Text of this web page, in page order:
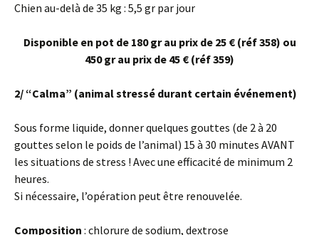
Chien au-delà de 35 kg : 5,5 gr par jour
Disponible en pot de 180 gr au prix de 25 € (réf 358) ou
450 gr au prix de 45 € (réf 359)
2/ “Calma” (animal stressé durant certain événement)
Sous forme liquide, donner quelques gouttes (de 2 à 20
gouttes selon le poids de l’animal) 15 à 30 minutes AVANT
les situations de stress ! Avec une efficacité de minimum 2
heures.
Si nécessaire, l’opération peut être renouvelée.
Composition : chlorure de sodium, dextrose